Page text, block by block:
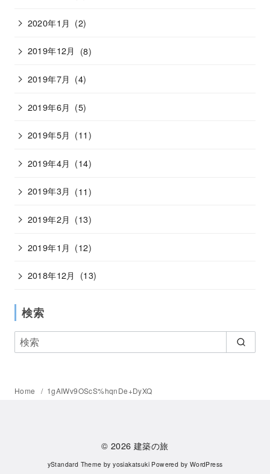
2020年1月 (2)
2019年12月 (8)
2019年7月 (4)
2019年6月 (5)
2019年5月 (11)
2019年4月 (14)
2019年3月 (11)
2019年2月 (13)
2019年1月 (12)
2018年12月 (13)
検索
Home 1gAIWv9OScS%hqnDe+DyXQ
© 2026建築の旅
yStandard Theme byyosiakatsuki Powered by WordPress